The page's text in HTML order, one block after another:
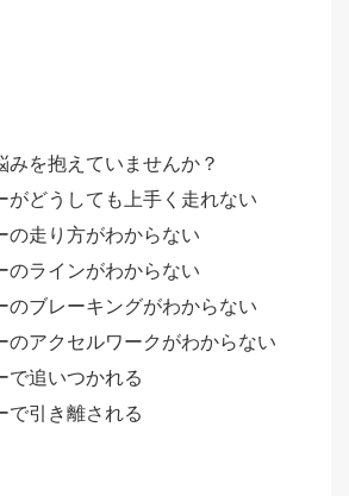
みを抱えていませんか？
がどうしても上手く走れない
の走り方がわからない
のラインがわからない
のブレーキングがわからない
のアクセルワークがわからない
で追いつかれる
で引き離される